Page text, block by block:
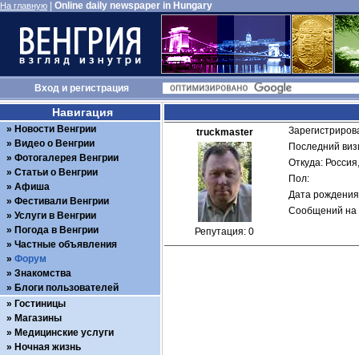
На главную Online daily newspaper in Hungary
Входи регистрация
truckmaster
Репутация: 0
Последний
Откуда:
Пол:
Дата
Сообщений на
Навигация
Новости Венгрии
Видео о Венгрии
Фотогалерея Венгрии
Статьи о Венгрии
Афиша
Фестивали Венгрии
Услуги в Венгрии
Погода в Венгрии
Частные объявления
Форум
Знакомства
Блоги пользователей
Гостиницы
Магазины
Медицинские услуги
Ночная жизнь